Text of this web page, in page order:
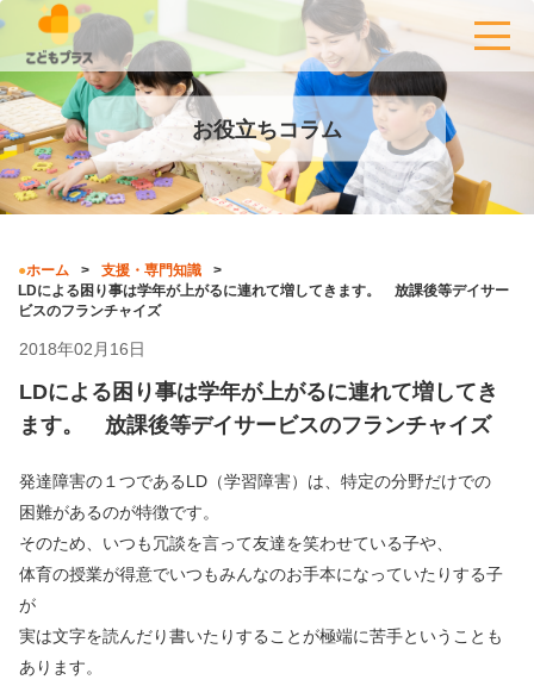
お役立ちコラム
ホーム
支援・専門知識
LDによる困り事は学年が上がるに連れて増してきます。 放課後等デイサー
ビスのフランチャイズ
2018年02月16日
LDによる困り事は学年が上がるに連れて増してき
ます。 放課後等デイサービスのフランチャイズ
発達障害の１つであるLD（学習障害）は、特定の分野だけでの
困難があるのが特徴です。
そのため、いつも冗談を言って友達を笑わせている子や、
体育の授業が得意でいつもみんなのお手本になっていたりする子
が
実は文字を読んだり書いたりすることが極端に苦手ということも
あります。